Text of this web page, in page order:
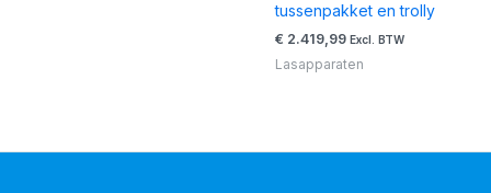
tussenpakket en trolly
€ 2.419,99 Excl. BTW
Lasapparaten